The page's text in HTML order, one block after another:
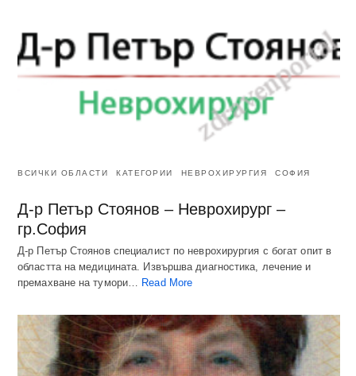
ВСИЧКИ ОБЛАСТИ КАТЕГОРИИ НЕВРОХИРУРГИЯ СОФИЯ
Д-р Петър Стоянов – Неврохирург –
гр.София
Д-р Петър Стоянов специалист по неврохирургия с богат опит в
областта на медицината. Извършва диагностика, лечение и
премахване на тумори…
Read More